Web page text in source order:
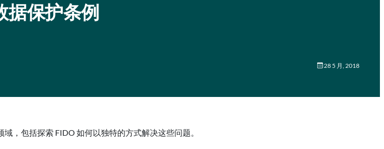
据保护条例
28 5 月, 2018
，包括探索 FIDO 如何以独特的方式解决这些问题。